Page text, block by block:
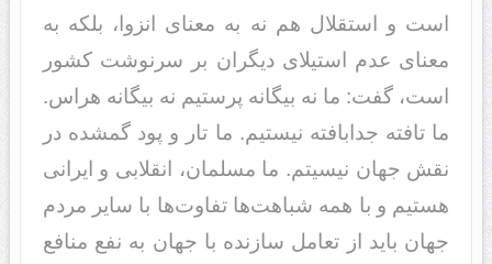
است و استقلال هم نه به معنای انزوا، بلکه به
معنای عدم استیلای دیگران بر سرنوشت کشور
است،‌ گفت: ما نه بیگانه پرستیم نه بیگانه هراس.
ما تافته جدابافته نیستیم. ما تار و پود گمشده در
نقش جهان نیسیتم. ما مسلمان، انقلابی و ایرانی
هستیم و با همه شباهت‌ها تفاوت‌ها با سایر مردم
جهان باید از تعامل سازنده با جهان به نفع منافع